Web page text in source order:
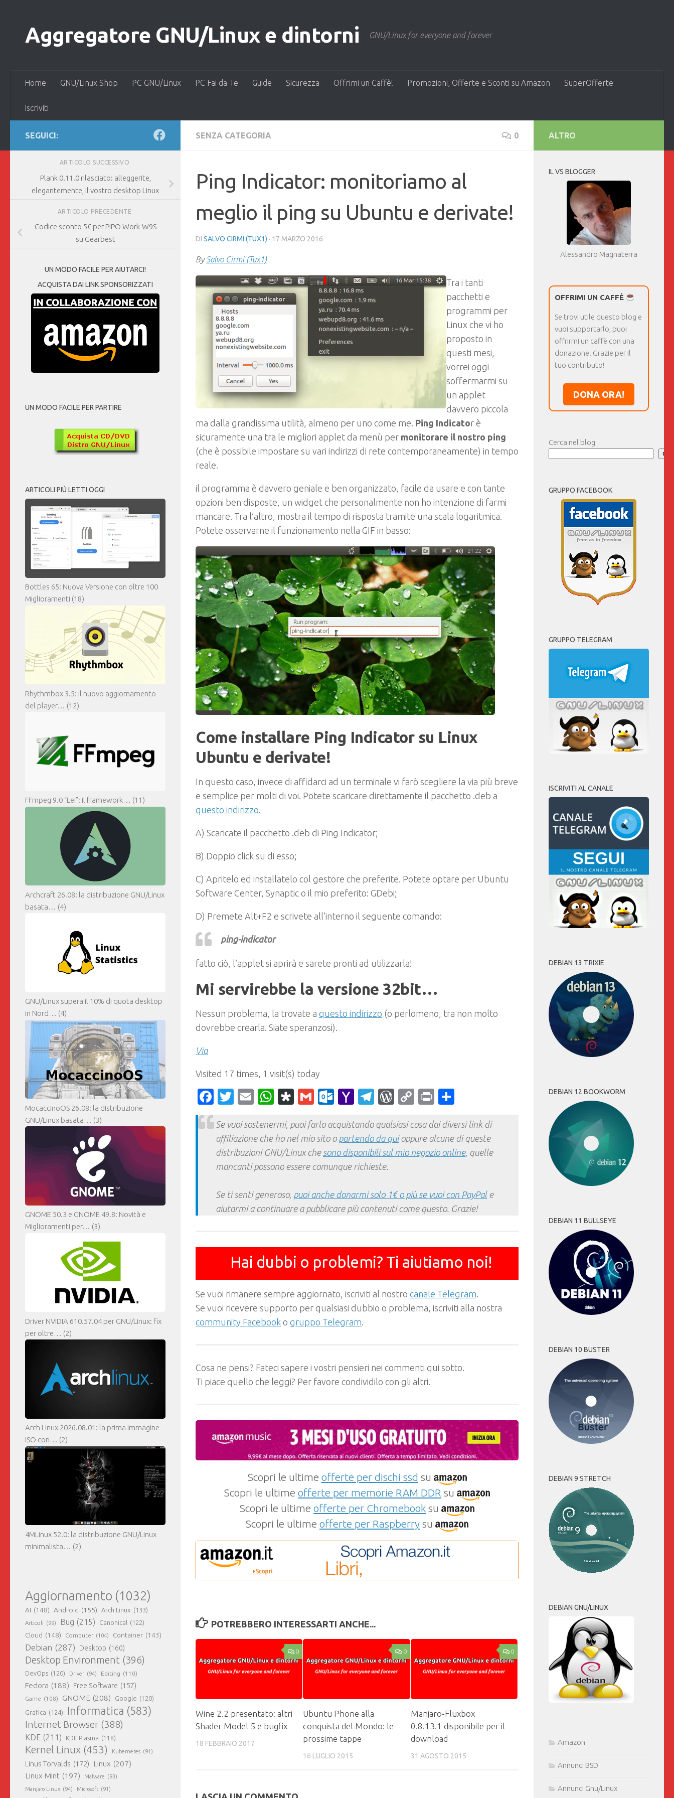
Aggregatore GNU/Linux e dintorni GNU/Linux for everyone and forever
Home GNU/Linux Shop PC GNU/Linux PC Fai da Te Guide Sicurezza Offrimi un Caffè! Promozioni, Offerte e Sconti su Amazon SuperOfferte
Iscriviti
SENZA CATEGORIA 0
Ping Indicator: monitoriamo al
meglio il ping su Ubuntu e derivate!
DI SALVO CIRMI (TUX1) · 17 MARZO 2016
BySalvo Cirmi (Tux1)
Tra i tanti
pacchetti e
programmi per
Linux che vi ho
proposto in
questi mesi,
vorrei oggi
soffermarmi su
un applet
davvero piccola
ma dalla grandissima utilità, almeno per uno come me. Ping Indicator è
sicuramente una tra le migliori applet da menù per monitorare il nostro ping
(che è possibile impostare su vari indirizzi di rete contemporaneamente) in tempo
reale.
il programma è davvero geniale e ben organizzato, facile da usare e con tante
opzioni ben disposte, un widget che personalmente non ho intenzione di farmi
mancare. Tra l’altro, mostra il tempo di risposta tramite una scala logaritmica.
Potete osservarne il funzionamento nella GIF in basso:
Come installare Ping Indicator su Linux
Ubuntu e derivate!
In questo caso, invece di affidarci ad un terminale vi farò scegliere la via più breve
e semplice per molti di voi. Potete scaricare direttamente il pacchetto .deb a
questo indirizzo
A) Scaricate il pacchetto .deb di Ping Indicator;
B) Doppio click su di esso;
C) Apritelo ed installatelo col gestore che preferite. Potete optare per Ubuntu
Software Center, Synaptic o il mio preferito: GDebi;
D) Premete Alt+F2 e scrivete all’interno il seguente comando:
ping-indicator
fatto ciò, l’applet si aprirà e sarete pronti ad utilizzarla!
Mi servirebbe la versione 32bit…
Nessun problema, la trovate a questo indirizzo (o perlomeno, tra non molto
dovrebbe crearla. Siate speranzosi).
Via
Visited 17 times, 1 visit(s) today
Facebook
Twitter
EmailWhatsApp
Diaspora
GmailOutlook.com
YahooTelegram
WordPress
CopyPrint
Se vuoi sostenermi, puoi farlo acquistando qualsiasi cosa dai diversi link di
affiliazione che ho nel mio sito o partendo da quioppure alcune di queste
distribuzioni GNU/Linux che sono disponibili sul mio negozio online, quelle
mancanti possono essere comunque richieste.
Se ti senti generoso, puoi anche donarmi solo 1€ o più se vuoi con PayPale
aiutarmi a continuare a pubblicare più contenuti come questo. Grazie!
Hai dubbi o problemi? Ti aiutiamo noi!
Se vuoi rimanere sempre aggiornato, iscriviti al nostro canale Telegram.
Se vuoi ricevere supporto per qualsiasi dubbio o problema, iscriviti alla nostra
community Facebook o gruppo Telegram.
Cosa ne pensi? Fateci sapere i vostri pensieri nei commenti qui sotto.
Ti piace quello che leggi? Per favore condividilo con gli altri.
Scopri le ultime offerte per dischi ssd su
Scopri le ultime offerte per memorie RAM DDR su
Scopri le ultime offerte per Chromebook su
Scopri le ultime offerte per Raspberry su
POTREBBERO INTERESSARTI ANCHE...
0
Wine 2.2 presentato: altri
Shader Model 5 e bugfix
18 FEBBRAIO 2017
0
Ubuntu Phone alla
conquista del Mondo: le
prossime tappe
16 LUGLIO 2015
0
Manjaro-Fluxbox
0.8.13.1 disponibile per il
download
31 AGOSTO 2015
SEGUICI:
ARTICOLO SUCCESSIVO
Plank 0.11.0 rilasciato: alleggerite,
elegantemente, il vostro desktop Linux
ARTICOLO PRECEDENTE
Codice sconto 5€ per PiPO Work-W9S
su Gearbest
UN MODO FACILE PER AIUTARCI!
ACQUISTA DAI LINK SPONSORIZZATI
UN MODO FACILE PER PARTIRE
ARTICOLI PIÙ LETTI OGGI
Bottles 65: Nuova Versione con oltre 100
Miglioramenti (18)
Rhythmbox 3.5: il nuovo aggiornamento
del player… (12)
FFmpeg 9.0 “Lei”: il framework… (11)
Archcraft 26.08: la distribuzione GNU/Linux
basata… (4)
GNU/Linux supera il 10% di quota desktop
in Nord… (4)
MocaccinoOS 26.08: la distribuzione
GNU/Linux basata… (3)
GNOME 50.3 e GNOME 49.8: Novità e
Miglioramenti per… (3)
Driver NVIDIA 610.57.04 per GNU/Linux: fix
per oltre… (2)
Arch Linux 2026.08.01: la prima immagine
ISO con… (2)
4MLinux 52.0: la distribuzione GNU/Linux
minimalista… (2)
Aggiornamento (1032)
AI (148) Android (155) Arch Linux (133)
Articoli (99) Bug (215) Canonical (122)
Cloud (148) Computer (104) Container (143)
Debian (287) Desktop (160)
Desktop Environment (396)
DevOps (120) Driver (94) Editing (110)
Fedora (188) Free Software (157)
Game (108) GNOME (208) Google (120)
Grafica (124) Informatica (583)
Internet Browser (388)
KDE (211) KDE Plasma (118)
Kernel Linux (453) Kubernetes (91)
Linus Torvalds (172) Linux (207)
Linux Mint (197) Malware (93)
Manjaro Linux (94) Microsoft (91)
ALTRO
IL VS BLOGGER
Alessandro Magnaterra
OFFRIMI UN CAFFÈ
Se trovi utile questo blog e
vuoi supportarlo, puoi
offrirmi un caffè con una
donazione. Grazie per il
tuo contributo!
DONA ORA!
Cerca nel blog
GRUPPO FACEBOOK
GRUPPO TELEGRAM
ISCRIVITI AL CANALE
DEBIAN 13 TRIXIE
DEBIAN 12 BOOKWORM
DEBIAN 11 BULLSEYE
DEBIAN 10 BUSTER
DEBIAN 9 STRETCH
DEBIAN GNU/LINUX
Amazon
Annunci BSD
Annunci Gnu/Linux